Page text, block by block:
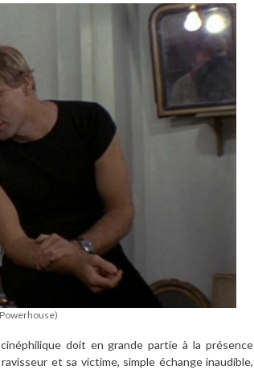
doit en grande partieàla présence
et sa victime, simple échange inaudible,